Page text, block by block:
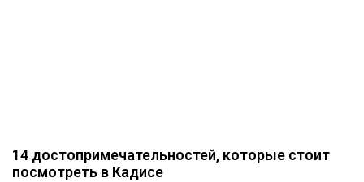
14 достопримечательностей, которые стоит
посмотреть в Кадисе